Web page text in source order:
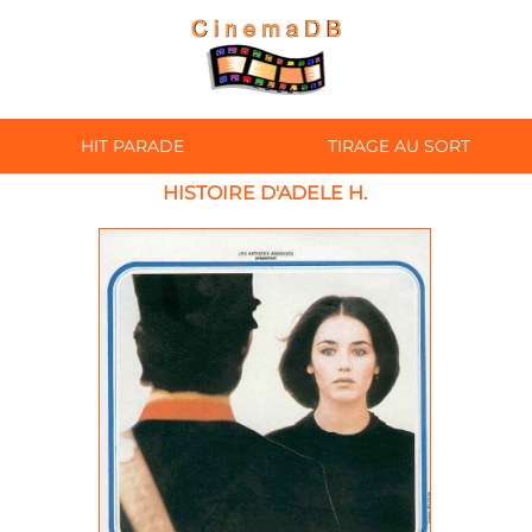
HIT PARADE TIRAGE AU SORT
HISTOIRE D'ADELE H.